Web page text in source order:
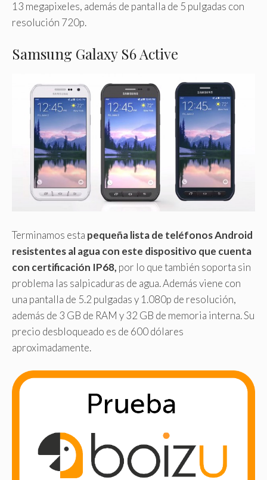
13 megapixeles, además de pantalla de 5 pulgadas con
resolución 720p.
Samsung Galaxy S6 Active
Terminamos esta pequeña lista de teléfonos Android
resistentes al agua con este dispositivo que cuenta
con certificación IP68, por lo que también soporta sin
problema las salpicaduras de agua. Además viene con
una pantalla de 5.2 pulgadas y 1.080p de resolución,
además de 3 GB de RAM y 32 GB de memoria interna. Su
precio desbloqueado es de 600 dólares
aproximadamente.